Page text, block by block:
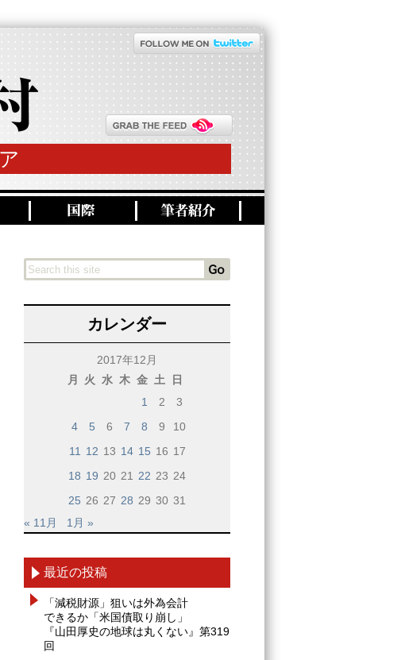
カレンダー
2017年12月
月
火 水 木 金 土
日
1
2
3
4
5 6 7 8 9
10
11
12 13 14 15 16 17
18 19 20 21 22 23 24
25 26 27 28 29 30 31
« 11月
1月 »
最近の投稿
「減税財源」狙いは外為会計
できるか「米国債取り崩し」
『山田厚史の地球は丸くない』第319
回